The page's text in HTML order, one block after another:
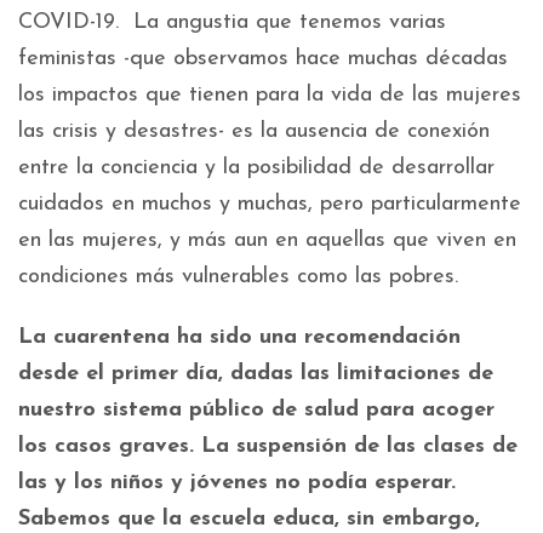
COVID-19. La angustia que tenemos varias
feministas -que observamos hace muchas décadas
los impactos que tienen para la vida de las mujeres
las crisis y desastres- es la ausencia de conexión
entre la conciencia y la posibilidad de desarrollar
cuidados en muchos y muchas, pero particularmente
en las mujeres, y más aun en aquellas que viven en
condiciones más vulnerables como las pobres.
La cuarentena ha sido una recomendación
desde el primer día, dadas las limitaciones de
nuestro sistema público de salud para acoger
los casos graves. La suspensión de las clases de
las y los niños y jóvenes no podía esperar.
Sabemos que la escuela educa, sin embargo,